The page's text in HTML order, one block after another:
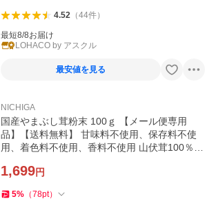
4.52（44件）
最短8/8お届け
LOHACO by アスクル
最安値を見る
NICHIGA
国産やまぶし茸粉末 100ｇ 【メール便専用
品】【送料無料】 甘味料不使用、保存料不使
用、着色料不使用、香料不使用 山伏茸100％ [0
1,699円
5% （78pt）